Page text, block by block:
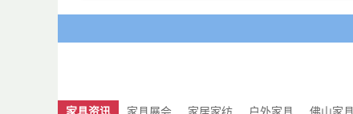
最后，要注意保持家居的整洁和卫生。一个
理杂物，保持家居的整洁干净，能够让气场
美好家居的过程中，我们可以结合实际情况
除了美化空间，室内植物还有助于清新空气
气，从而改善室内空气质量。这对于居住在
些绿色植物，就像是为自己打造了一个小小
生活的美好。
家具资讯 家具展会 家居家纺 户外家具 佛山家